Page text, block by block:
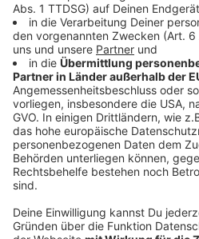
Wir
Zustimmung, um
Video-Service
Wir verwenden
Drittanbieters, um
einzubetten.
Daten zu Ihren
sammeln. Bitte
Details durch und
Video